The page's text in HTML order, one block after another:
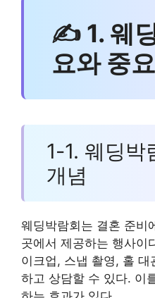
✍ 1. 웨
요와 중
1-1. 웨딩박
개념
웨딩박람회는 결혼 준비
곳에서 제공하는 행사이
이크업, 스냅 촬영, 홀 대
하고 상담할 수 있다. 이